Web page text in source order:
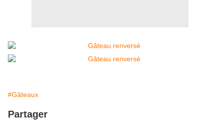
#Gâteaux
Partager